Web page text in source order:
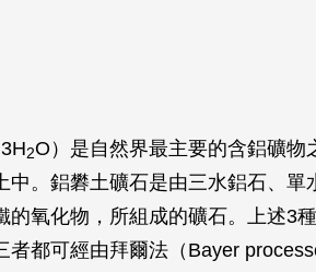
2O）是自然界最主要的含鋁礦物
。鋁礬土礦石是由三水鋁石、單
氧化物，所組成的礦石。上述3
都可經由拜爾法（Bayer